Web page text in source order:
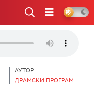
АУТОР:
ДРАМСКИ ПРОГРАМ